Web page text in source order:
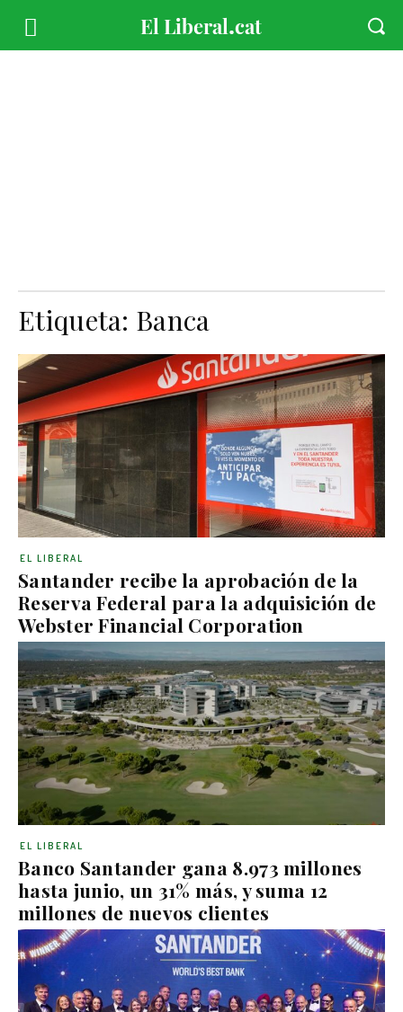
Etiqueta: Banca
Santander recibe la aprobación de la
Reserva Federal para la adquisición de
Webster Financial Corporation
EL LIBERAL
Banco Santander gana 8.973 millones
hasta junio, un 31% más, y suma 12
millones de nuevos clientes
EL LIBERAL